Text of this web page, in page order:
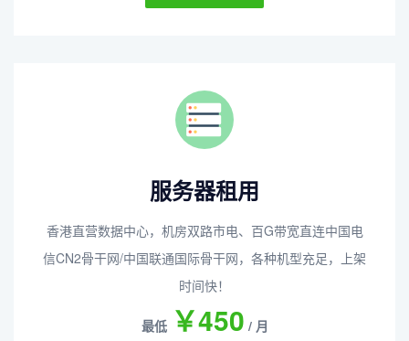
服务器租用
香港直营数据中心，机房双路市电、百G带宽直连中国电
信CN2骨干网/中国联通国际骨干网，各种机型充足，上架
时间快！
最低 ￥450 / 月